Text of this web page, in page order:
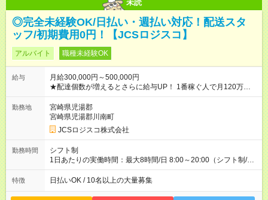
未読
◎完全未経験OK/日払い・週払い対応！配送スタ
ッフ/初期費用0円！【JCSロジスコ】
アルバイト 職種未経験OK
給与
月給300,000円～500,000円
★配達個数が増えるとさらに給与UP！ 1番稼ぐ人で月120万ほ
ど！ ・主要都市エリア 月収55万円／週5日稼働 月収65万~112
万円／週6日稼働 ・地方郊外エリア 月収40万円／週5日稼働 月
収40万円~50万円／週6日稼働 ＜モデルイメージ＞ ■月収50万
円 (27歳男性/江東区在住)※元建築関係 1日150個配達×25日勤務
(日休み) ■月収80万円(43歳男性/墨田区在住)※元営業 1日200個
勤務地
宮崎県児湯郡
宮崎県児湯郡川南町
JCSロジスコ株式会社
勤務時間
シフト制
1日あたりの実働時間：最大8時間/日 8:00～20:00（シフト制/実
働8時間） ※週5日勤務（場所次第では週4も有り） ※配達状況に
よって時間外での勤務可能性有り ※案件により多少の前後あり
特徴 日払いOK / 10名以上の大量募集